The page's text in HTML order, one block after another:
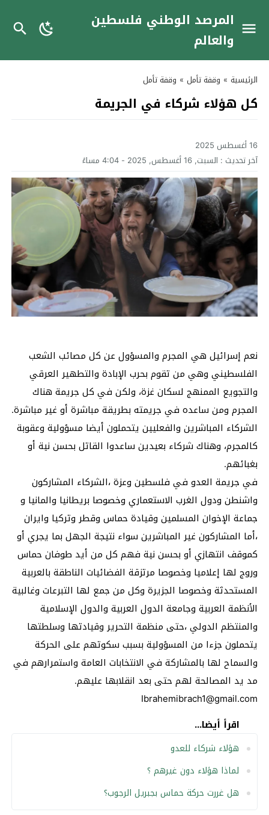
المرصد الوطني فلسطين
والعالم
الرئيسية » وقفة تأمل » وقفة تأمل
كل هؤلاء شركاء في الجريمة
16 أغسطس 2025
آخر تحديث : السبت, 16 أغسطس, 2025 - 4:04 مساءً
نعم إسرائيل هي المجرم والمسؤول عن كل مصائب الشعب
الفلسطيني وهي من تقوم بحرب الإبادة والتطهير العرقي
والتجويع الممنهج لسكان غزة، ولكن في كل جريمة هناك
المجرم ومن ساعده في جريمته بطريقة مباشرة أو غير مباشرة.
الشركاء المباشرين والفعليين يتحملون أيضا مسؤولية وعقوبة
كالمجرم، وهناك شركاء بعيدين ساعدوا القاتل بحسن نية أو
بغبائهم.
في جريمة العدو في فلسطين وعزة ،الشركاء المشاركون
واشنطن ودول الغرب الاستعماري وخصوصا بريطانيا والمانيا و
جماعة الإخوان المسلمين وقيادة حماس وقطر وتركيا وايران
،أما المشاركون غير المباشرين سواء نتيجة الجهل بما يجري أو
كموقف انتهازي أو بحسن نية فهم كل من أيد طوفان حماس
وروج لها إعلاميا وخصوصا مرتزقة الفضائيات الناطقة بالعربية
المستحدثة وخصوصا الجزيرة وكل من جمع لها التبرعات وغالبية
الأنظمة العربية وجامعة الدول العربية والدول الإسلامية
والمنتظم الدولي ،حتى منظمة التحرير وقيادتها وسلطتها
يتحملون جزءا من المسؤولية بسبب سكوتهم على الحركة
والسماح لها بالمشاركة في الانتخابات العامة واستمرارهم في
مد يد المصالحة لهم حتى بعد انقلابها عليهم.
Ibrahemibrach1@gmail.com
اقرأ أيضا...
هؤلاء شركاء للعدو
لماذا هؤلاء دون غيرهم ؟
هل غررت حركة حماس بجبريل الرجوب؟